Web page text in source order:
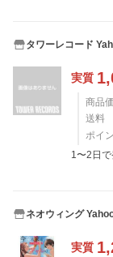
タワーレコード
実質
商品
送料
ポイ
1〜2日で
ネオウィング
実質